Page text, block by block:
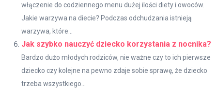
włączenie do codziennego menu dużej ilości diety i owoców.
Jakie warzywa na diecie? Podczas odchudzania istnieją
warzywa, które...
Jak szybko nauczyć dziecko korzystania z nocnika?
Bardzo dużo młodych rodziców, nie ważne czy to ich pierwsze
dziecko czy kolejne na pewno zdaje sobie sprawę, że dziecko
trzeba wszystkiego...